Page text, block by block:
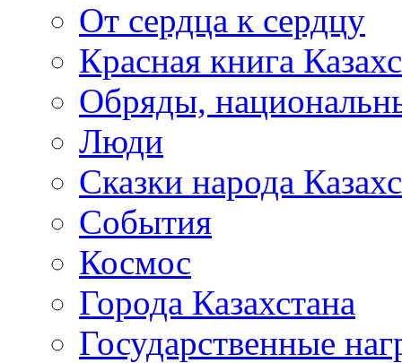
От сердца к сердцу
Красная книга
Обряды,
Люди
Сказки народа
События
Космос
Города Казахстана
Государственные